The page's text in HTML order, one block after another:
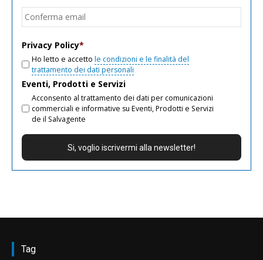
Privacy Policy*
Ho letto e accetto le condizioni e le finalità del
trattamento dei dati personali
Eventi, Prodotti e Servizi
Acconsento al trattamento dei dati per comunicazioni
commerciali e informative su Eventi, Prodotti e Servizi
de il Salvagente
Tag